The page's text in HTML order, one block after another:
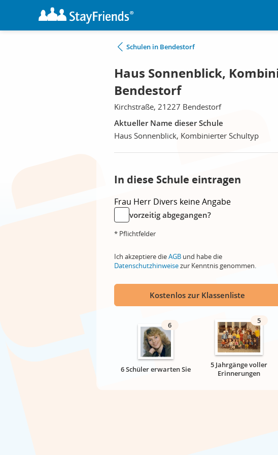
Schulen in Bendestorf
Haus Sonnenblick,
Bendestorf
Kirchstraße, 21227 Bendestorf
Aktueller Name dieser Schule
Haus Sonnenblick, Kombinierter Schultyp
In diese Schule eintragen
Frau Herr Divers keine Angabe
vorzeitig abgegangen?
* Pflichtfelder
Ich akzeptiere dieAGB und habe die
Datenschutzhinweisezur Kenntnis genommen.
Kostenlos zur Klassenliste
6
6 Schüler erwarten Sie
5
5 Jahrgänge voller
Erinnerungen